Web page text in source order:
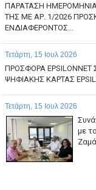
ΠΑΡΑΤΑΣΗ
ΤΗΣ ΜΕ ΑΡ. 1/2026
ΕΝΔΙΑΦΕΡΟΝΤΟΣ...
Τετάρτη, 15 Ιουλ 2026
ΠΡΟΣΦΟΡΑ
ΨΗΦΙΑΚΗΣ ΚΑΡΤΑΣ
Τετάρτη, 15 Ιουλ 2026
με